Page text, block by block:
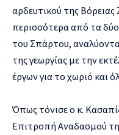
αρδευτικού της
περισσότερα από τα
του Σπάρτου,
της γεωργίας με την
έργων για το χωριό και
Όπως τόνισε ο κ.
Επιτροπή Αναδασμού